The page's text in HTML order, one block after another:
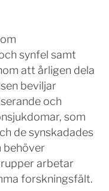
synfel samt
att årligen dela
beviljar
och
som
de synskadades
behöver
arbetar
forskningsfält.